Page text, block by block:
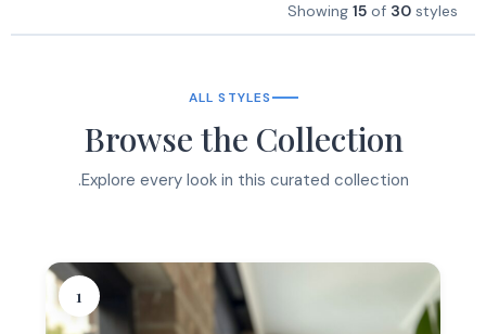
Showing 15 of 30 styles
ALL STYLES
Browse the Collection
Explore every look in this curated collection.
1